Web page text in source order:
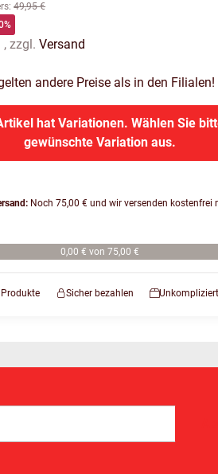
:49,95 €
, zzgl.Versand
andere Preise als in den Filialen!
hat Variationen. Wählen Sie
gewünschte Variation aus.
Noch 75,00 € und wir versenden kostenfrei
0,00 € von 75,00 €
Sicher bezahlen